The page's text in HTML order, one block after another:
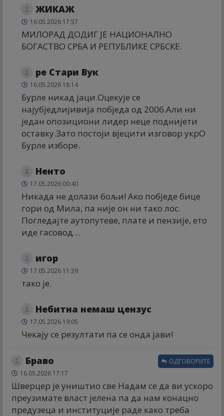
ЖИКАЖ
16.05.2026 17:57
МИЛОРАД ДОДИГ ЈЕ НАЦИОНАЛНО
БОГАСТВО СРБА И РЕПУБЛИКЕ СРБСКЕ.
ре Стари Вук
16.05.2026 18:14
Бурле никад јаци.Оцекује се
најубједлијивија побједа од 2006.Али ни
један опозициони лидер неце поднијети
оставку.Зато постоји вјецити изговор укрО
Бурле изборе.
Ненто
17.05.2026 00:40
Никада не долази бољи! Ако побједе бице
гори од Мила, па није он ни тако лос.
Погледајте аутопутеве, плате и пензије, ето
иде гасовод…
игор
17.05.2026 11:39
тако је.
Небитна немаш цензус
17.05.2026 19:05
Чекају се резултати па се онда јави!
Браво
16.05.2026 17:17
Шверцер је уништио све Надам се да ви ускоро
преузимате власт јелена па да нам конацно
предузеца и институције раде како треба
ОДГОВОРИТЕ